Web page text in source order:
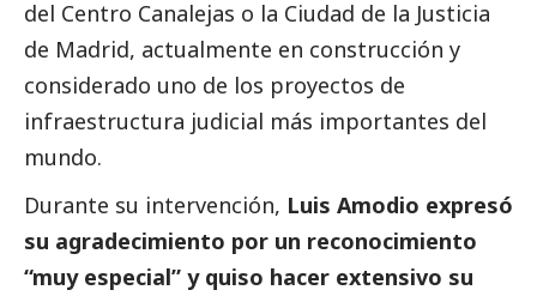
del Centro Canalejas o la Ciudad de la Justicia
de Madrid, actualmente en construcción y
considerado uno de los proyectos de
infraestructura judicial más importantes del
mundo.
Durante su intervención, Luis Amodio expresó
su agradecimiento por un reconocimiento
“muy especial” y quiso hacer extensivo su